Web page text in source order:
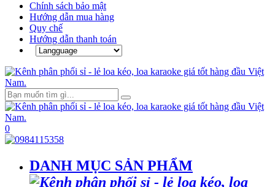
Chính sách bảo mật
Hướng dẫn mua hàng
Quy chế
Hướng dẫn thanh toán
0
DANH MỤC SẢN PHẨM